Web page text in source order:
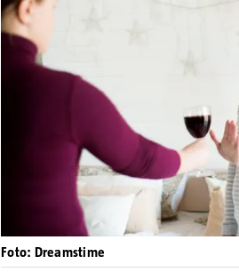
Foto: Dreamstime